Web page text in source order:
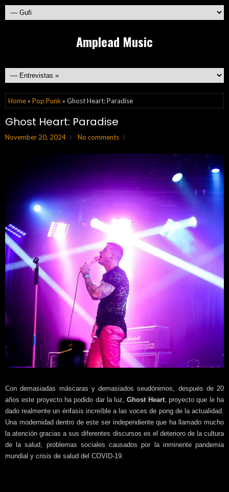
Amplead Music
Home » Pop Punk » Ghost Heart: Paradise
Ghost Heart: Paradise
November 20, 2024 No comments
Con demasiadas máscaras y demasiados seudónimos, después de 20
años este proyecto ha podido dar la luz,Ghost Heart, proyecto que le ha
dado realmente un énfasis increíble a las voces de pong de la actualidad.
Una modernidad dentro de este ser independiente que ha llamado mucho
la atención gracias a sus diferentes discursos es el deterioro de la cultura
de la salud, problemas sociales causados por la inminente pandemia
mundial y crisis de salud del COVID-19.